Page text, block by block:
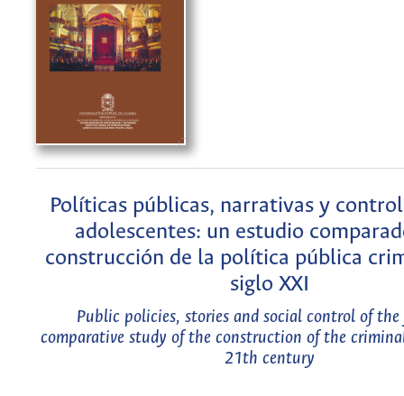
Políticas públicas, narrativas y
adolescentes: un estudio
construcción de la política pública
siglo XXI
Public policies, stories and social control of
comparative study of the construction of the
21th century